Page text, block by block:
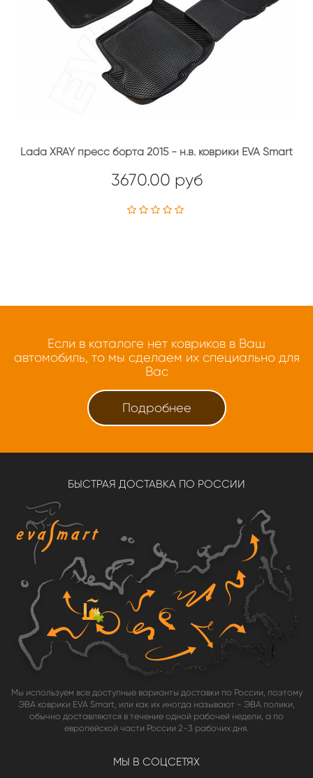
Lada XRAY пресс борта 2015 - н.в. коврики EVA Smart
3670.00 руб
Если в каталоге нет ковриков в Ваш
автомобиль, то мы сделаем их специально для
Вас
Подробнее
БЫСТРАЯ ДОСТАВКА ПО РОССИИ
Мы используем все доступные варианты доставки по России, поэтому
ЭВА коврики EVA Smart, или как их иногда называют - ЭВА полики,
обычно доставляются в течение одной рабочей недели, а по
европейской части России 2-3 рабочих дня.
МЫ В СОЦСЕТЯХ